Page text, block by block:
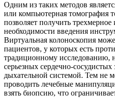
Одним из таких методов
или компьютерная томография
позволяет получить
необходимости введения
Виртуальная колоноскопия
пациентов, у которых есть
традиционному исследованию,
серьезных сердечно-
дыхательной системой. Тем не
проводить лечебные
взять биопсию, что